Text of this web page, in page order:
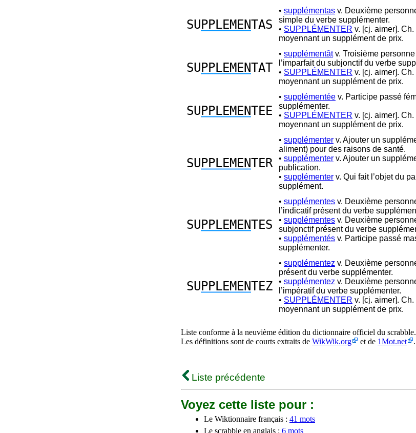
SUPPLEMENTAS
• supplémentas v. Deuxième
simple du verbe supplémenter.
• SUPPLÉMENTER v. [cj. aimer].
moyennant un supplément de prix.
SUPPLEMENTAT
• supplémentâtv. Troisième
l’imparfait du subjonctif du verbe
• SUPPLÉMENTER v. [cj. aimer].
moyennant un supplément de prix.
SUPPLEMENTEE
• supplémentée v. Participe passé
supplémenter.
• SUPPLÉMENTER v. [cj. aimer].
moyennant un supplément de prix.
SUPPLEMENTER
• supplémenter v. Ajouter un
aliment) pour des raisons de santé.
• supplémenter v. Ajouter un
publication.
• supplémenter v. Qui fait l’objet du
supplément.
SUPPLEMENTES
• supplémentes v. Deuxième
l’indicatif présent du verbe
• supplémentes v. Deuxième
subjonctif présent du verbe
• supplémentés v. Participe passé
supplémenter.
SUPPLEMENTEZ
• supplémentez v. Deuxième
présent du verbe supplémenter.
• supplémentez v. Deuxième
l’impératif du verbe supplémenter.
• SUPPLÉMENTER v. [cj. aimer].
moyennant un supplément de prix.
Liste conforme à la neuvième édition du dictionnaire officiel du scrabble.
Les définitions sont de courts extraits de WikWik.org et de 1Mot.net .
Liste précédente
Voyez cette liste pour :
Le Wiktionnaire français : 41 mots
Le scrabble en anglais : 6 mots